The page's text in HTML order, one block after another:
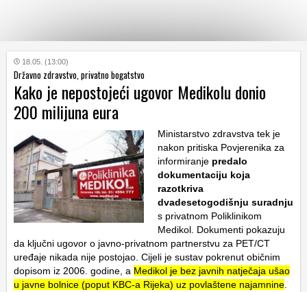
KATEGORIJE
HRVATSKI
WEB
18.05. (13:00)
Državno zdravstvo, privatno bogatstvo
Kako je nepostojeći ugovor Medikolu donio
200 milijuna eura
Ministarstvo zdravstva tek je
nakon pritiska Povjerenika za
informiranje predalo
dokumentaciju koja
razotkriva
dvadesetogodišnju suradnju
s privatnom Poliklinikom
Medikol. Dokumenti pokazuju
da ključni ugovor o javno-privatnom partnerstvu za PET/CT
uređaje nikada nije postojao. Cijeli je sustav pokrenut običnim
dopisom iz 2006. godine, a Medikol je bez javnih natječaja ušao
u javne bolnice (poput KBC-a Rijeka) uz povlaštene najamnine